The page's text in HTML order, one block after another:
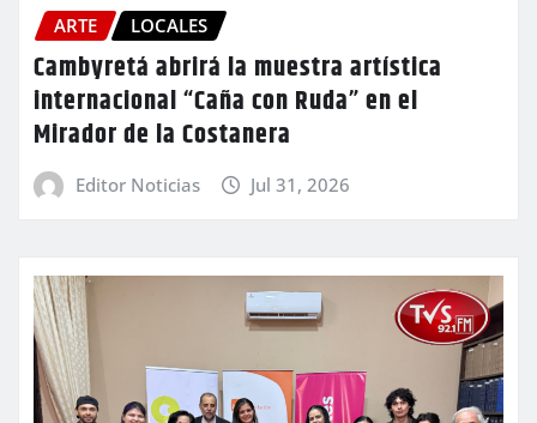
ARTE LOCALES
Cambyretá abrirá la muestra artística
internacional “Caña con Ruda” en el
Mirador de la Costanera
Editor Noticias Jul 31, 2026